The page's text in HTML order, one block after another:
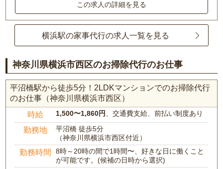
この求人の詳細を見る
横浜駅の家事代行の求人一覧を見る
神奈川県横浜市西区のお掃除代行のお仕事
平沼橋駅から徒歩5分！2LDKマンションでのお掃除代行
のお仕事（神奈川県横浜市西区）
時給 1,500〜1,860円 、交通費支給、前払い制度あり
勤務地
平沼橋 徒歩5分
（神奈川県横浜市西区付近）
勤務時間
8時～20時の間で1時間〜、好きな日に働くこと
が可能です。(候補の日時から選択)